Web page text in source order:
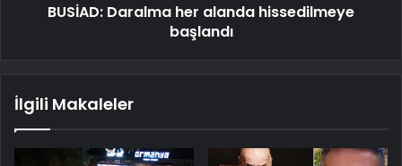
BUSİAD: Daralma her alanda hissedilmeye
başlandı
İlgili Makaleler